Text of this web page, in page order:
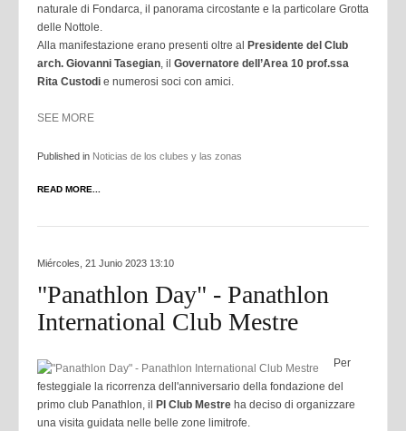
naturale di Fondarca, il panorama circostante e la particolare Grotta
delle Nottole.
Alla manifestazione erano presenti oltre al Presidente del Club
arch. Giovanni Tasegian , il Governatore dell’Area 10 prof.ssa
Rita Custodi e numerosi soci con amici.
SEE MORE
Published in Noticias de los clubes y las zonas
READ MORE...
Miércoles, 21 Junio 2023 13:10
"Panathlon Day" - Panathlon
International Club Mestre
Per
festeggiale la ricorrenza dell'anniversario della fondazione del
primo club Panathlon, il
PI Club Mestre ha deciso di organizzare
una visita guidata nelle belle zone limitrofe.